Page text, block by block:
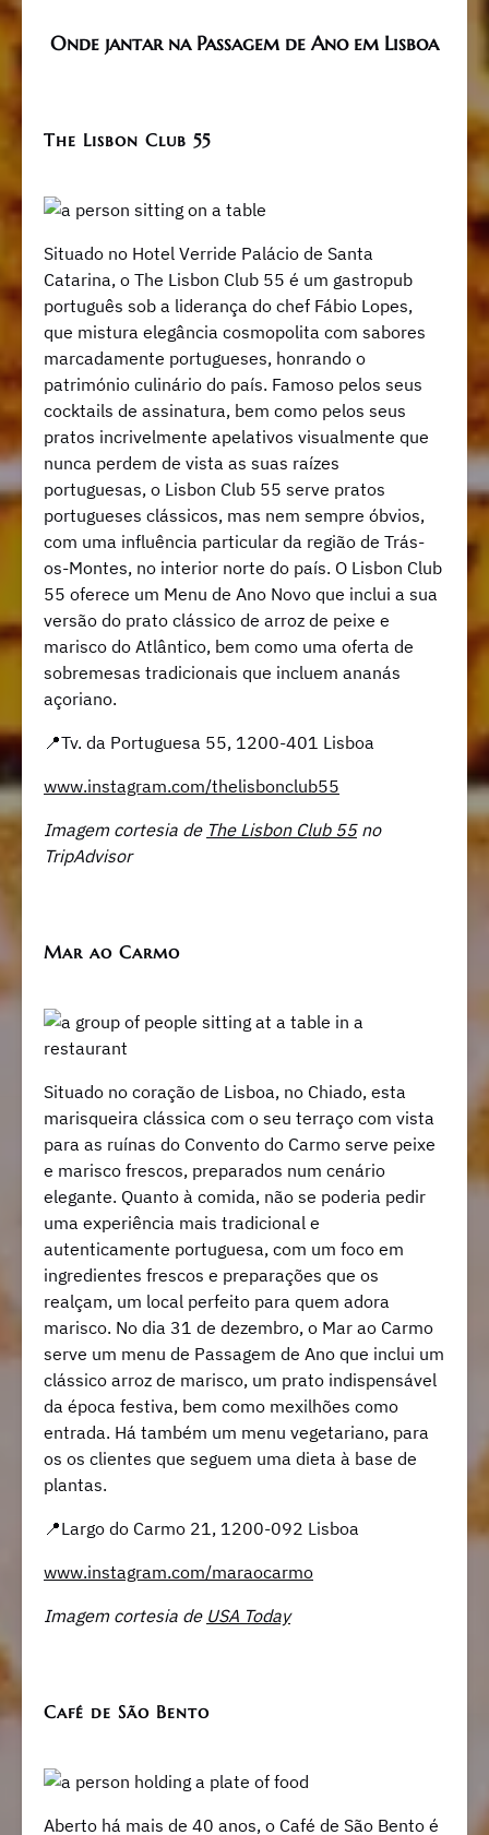
Onde jantar na Passagem de Ano em Lisboa
The Lisbon Club 55
Situado no Hotel Verride Palácio de Santa
Catarina, o The Lisbon Club 55 é um gastropub
português sob a liderança do chef Fábio Lopes,
que mistura elegância cosmopolita com sabores
marcadamente portugueses, honrando o
património culinário do país. Famoso pelos seus
cocktails de assinatura, bem como pelos seus
pratos incrivelmente apelativos visualmente que
nunca perdem de vista as suas raízes
portuguesas, o Lisbon Club 55 serve pratos
portugueses clássicos, mas nem sempre óbvios,
com uma influência particular da região de Trás-
os-Montes, no interior norte do país. O Lisbon Club
55 oferece um Menu de Ano Novo que inclui a sua
versão do prato clássico de arroz de peixe e
marisco do Atlântico, bem como uma oferta de
sobremesas tradicionais que incluem ananás
açoriano.
📍Tv. da Portuguesa 55, 1200-401 Lisboa
www.instagram.com/thelisbonclub55
Imagem cortesia de The Lisbon Club 55no
TripAdvisor
Mar ao Carmo
Situado no coração de Lisboa, no Chiado, esta
marisqueira clássica com o seu terraço com vista
para as ruínas do Convento do Carmo serve peixe
e marisco frescos, preparados num cenário
elegante. Quanto à comida, não se poderia pedir
uma experiência mais tradicional e
autenticamente portuguesa, com um foco em
ingredientes frescos e preparações que os
realçam, um local perfeito para quem adora
marisco. No dia 31 de dezembro, o Mar ao Carmo
serve um menu de Passagem de Ano que inclui um
clássico arroz de marisco, um prato indispensável
da época festiva, bem como mexilhões como
entrada. Há também um menu vegetariano, para
os os clientes que seguem uma dieta à base de
plantas.
📍Largo do Carmo 21, 1200-092 Lisboa
www.instagram.com/maraocarmo
Imagem cortesia de USA Today
Café de São Bento
Aberto há mais de 40 anos, o Café de São Bento é